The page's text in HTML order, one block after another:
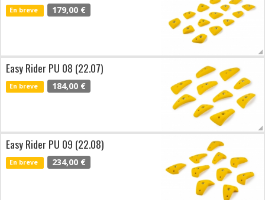
En breve 179,00 €
Easy Rider PU 08 (22.07)
En breve 184,00 €
Easy Rider PU 09 (22.08)
En breve 234,00 €